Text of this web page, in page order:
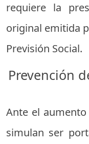
requiere la
original emitida
Previsión Social.
Prevención
Ante el
simulan ser